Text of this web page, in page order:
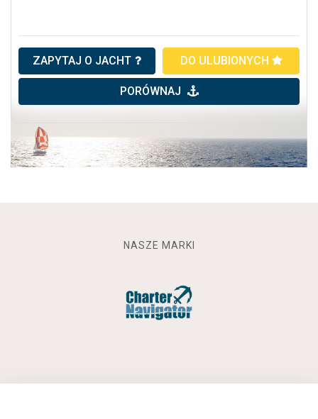
ZAPYTAJ O JACHT DO ULUBIONYCH
PORÓWNAJ
NASZE MARKI